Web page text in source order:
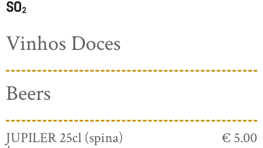
Vinhos Doces
Beers
JUPILER 25cl (spina) € 5.00